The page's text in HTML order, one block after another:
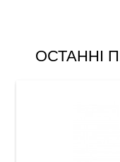
ОСТАННІ